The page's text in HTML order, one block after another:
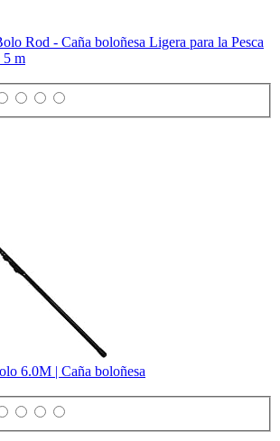
Rod - Caña boloñesa Ligera para la Pesca
5 m
6.0M | Caña boloñesa